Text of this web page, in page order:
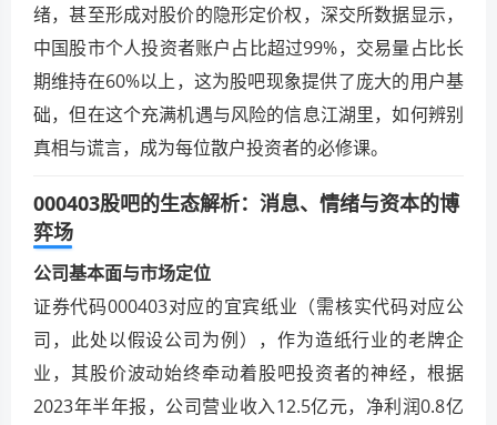
绪，甚至形成对股价的隐形定价权，深交所数据显示，
中国股市个人投资者账户占比超过99%，交易量占比长
期维持在60%以上，这为股吧现象提供了庞大的用户基
础，但在这个充满机遇与风险的信息江湖里，如何辨别
真相与谎言，成为每位散户投资者的必修课。
000403股吧的生态解析：消息、情绪与资本的博
弈场
公司基本面与市场定位
证券代码000403对应的宜宾纸业（需核实代码对应公
司，此处以假设公司为例），作为造纸行业的老牌企
业，其股价波动始终牵动着股吧投资者的神经，根据
2023年半年报，公司营业收入12.5亿元，净利润0.8亿